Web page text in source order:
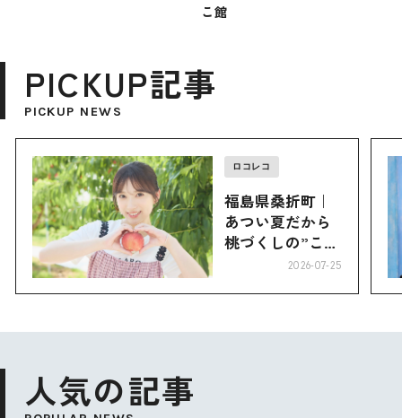
こ館
PICKUP記事
PICKUP NEWS
ロコレコ
福島県桑折町｜
あつい夏だから
桃づくしの”こお
2026-07-25
人気の記事